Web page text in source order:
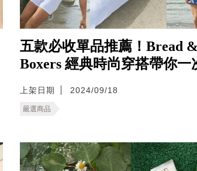
五款必收單品推薦！Bread &
Boxers 經典時尚穿搭帶你一
上架日期 2024/09/18
嚴選商品